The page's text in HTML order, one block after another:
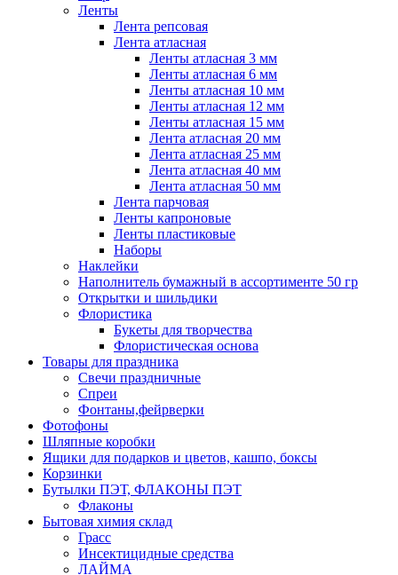
Ленты
Лента репсовая
Лента атласная
Ленты атласная 3 мм
Ленты атласная 6 мм
Ленты атласная 10 мм
Ленты атласная 12 мм
Ленты атласная 15 мм
Лента атласная 20 мм
Лента атласная 25 мм
Лента атласная 40 мм
Лента атласная 50 мм
Лента парчовая
Ленты капроновые
Ленты пластиковые
Наборы
Наклейки
Наполнитель бумажный в ассортименте 50 гр
Открытки и шильдики
Флористика
Букеты для творчества
Флористическая основа
Товары для праздника
Свечи праздничные
Спреи
Фонтаны,фейрверки
Фотофоны
Шляпные коробки
Ящики для подарков и цветов, кашпо, боксы
Корзинки
Бутылки ПЭТ, ФЛАКОНЫ ПЭТ
Флаконы
Бытовая химия склад
Грасс
Инсектицидные средства
ЛАЙМА